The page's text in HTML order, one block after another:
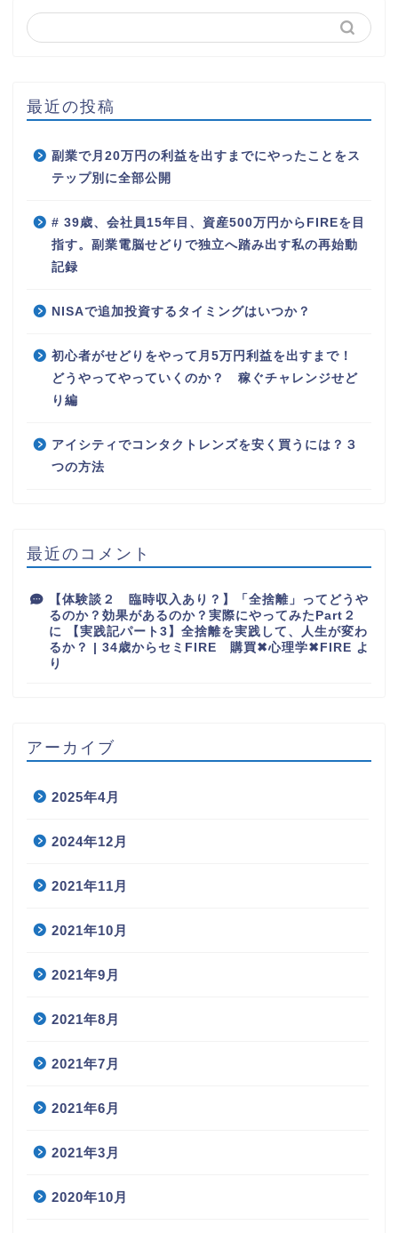
最近の投稿
副業で月20万円の利益を出すまでにやったことをス
テップ別に全部公開
# 39歳、会社員15年目、資産500万円からFIREを目
指す。副業電脳せどりで独立へ踏み出す私の再始動
記録
NISAで追加投資するタイミングはいつか？
初心者がせどりをやって月5万円利益を出すまで！
どうやってやっていくのか？ 稼ぐチャレンジせど
り編
アイシティでコンタクトレンズを安く買うには？３
つの方法
最近のコメント
【体験談２ 臨時収入あり？】「全捨離」ってどうや
るのか？効果があるのか？実際にやってみたPart２
に
【実践記パート3】全捨離を実践して、人生が変わ
るか？ | 34歳からセミFIRE 購買✖︎心理学✖︎FIRE よ
り
アーカイブ
2025年4月
2024年12月
2021年11月
2021年10月
2021年9月
2021年8月
2021年7月
2021年6月
2021年3月
2020年10月